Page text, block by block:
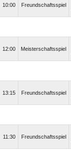
10:00 Freundschaftsspiel
12:00 Meisterschaftsspiel
13:15 Freundschaftsspiel
11:30 Freundschaftsspiel